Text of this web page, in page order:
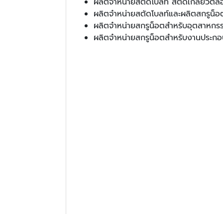
ผลิตจำหน่ายสตัดโบลท์และผลิตสกรูน็อ
ผลิตจำหน่ายสกรูน็อตสำหรับอุตสาหกร
ผลิตจำหน่ายสกรูน็อตสำหรับงานประก